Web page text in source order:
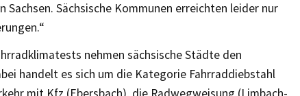
Sächsische Kommunen erreichten leider nur
nehmen sächsische Städte den
handelt es sich um die Kategorie Fahrraddiebstahl